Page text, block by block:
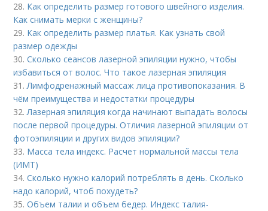
28. Как определить размер готового швейного изделия.
Как снимать мерки с женщины?
29. Как определить размер платья. Как узнать свой
размер одежды
30.Сколько сеансов лазерной эпиляции нужно, чтобы
избавиться от волос. Что такое лазерная эпиляция
31.Лимфодренажный массаж лица противопоказания. В
чём преимущества и недостатки процедуры
32.Лазерная эпиляция когда начинают выпадать волосы
после первой процедуры. Отличия лазерной эпиляции от
фотоэпиляции и других видов эпиляции?
33. Масса тела индекс. Расчет нормальной массы тела
(ИМТ)
34.Сколько нужно калорий потреблять в день. Сколько
надо калорий, чтоб похудеть?
35.Объем талии и объем бедер. Индекс талия-